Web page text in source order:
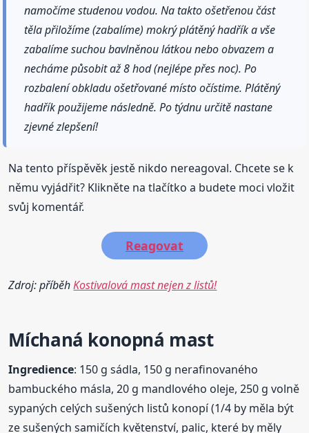
namočíme studenou vodou. Na takto ošetřenou část
těla přiložíme (zabalíme) mokrý plátěný hadřík a vše
zabalíme suchou bavlněnou látkou nebo obvazem a
necháme působit až 8 hod (nejlépe přes noc). Po
rozbalení obkladu ošetřované místo očístime. Plátěný
hadřík použijeme následně. Po týdnu určitě nastane
zjevné zlepšení!
Na tento příspěvěk jestě nikdo nereagoval. Chcete se k
němu vyjádřit? Klikněte na tlačítko a budete moci vložit
svůj komentář.
Reagovat
Zdroj: příběhKostivalová mast nejen z listů!
Míchaná konopná mast
Ingredience: 150 g sádla, 150 g nerafinovaného
bambuckého másla, 20 g mandlového oleje, 250 g volně
sypaných celých sušených listů konopí (1/4 by měla být
ze sušených samičích květenství, palic, které by měly